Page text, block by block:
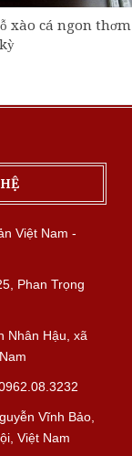
xào cá ngon thơm
Việt Nam -
Phan Trọng
Nhân Hậu, xã
Vĩnh Bảo,
Việt Nam